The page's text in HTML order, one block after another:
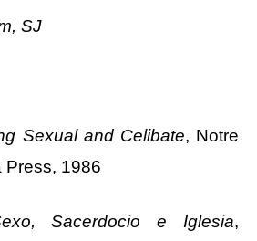
SJ
Sexual and Celibate, Notre
Press, 1986
Sacerdocio e Iglesia,